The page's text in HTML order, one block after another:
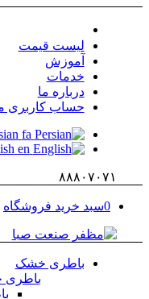
لیست قیمت
آموزش
خدمات
درباره ما
حساب كاربری
fa
en
۸۸۸۰۷۰۷۱
0سبد خرید فروشگاه
باطری خشک